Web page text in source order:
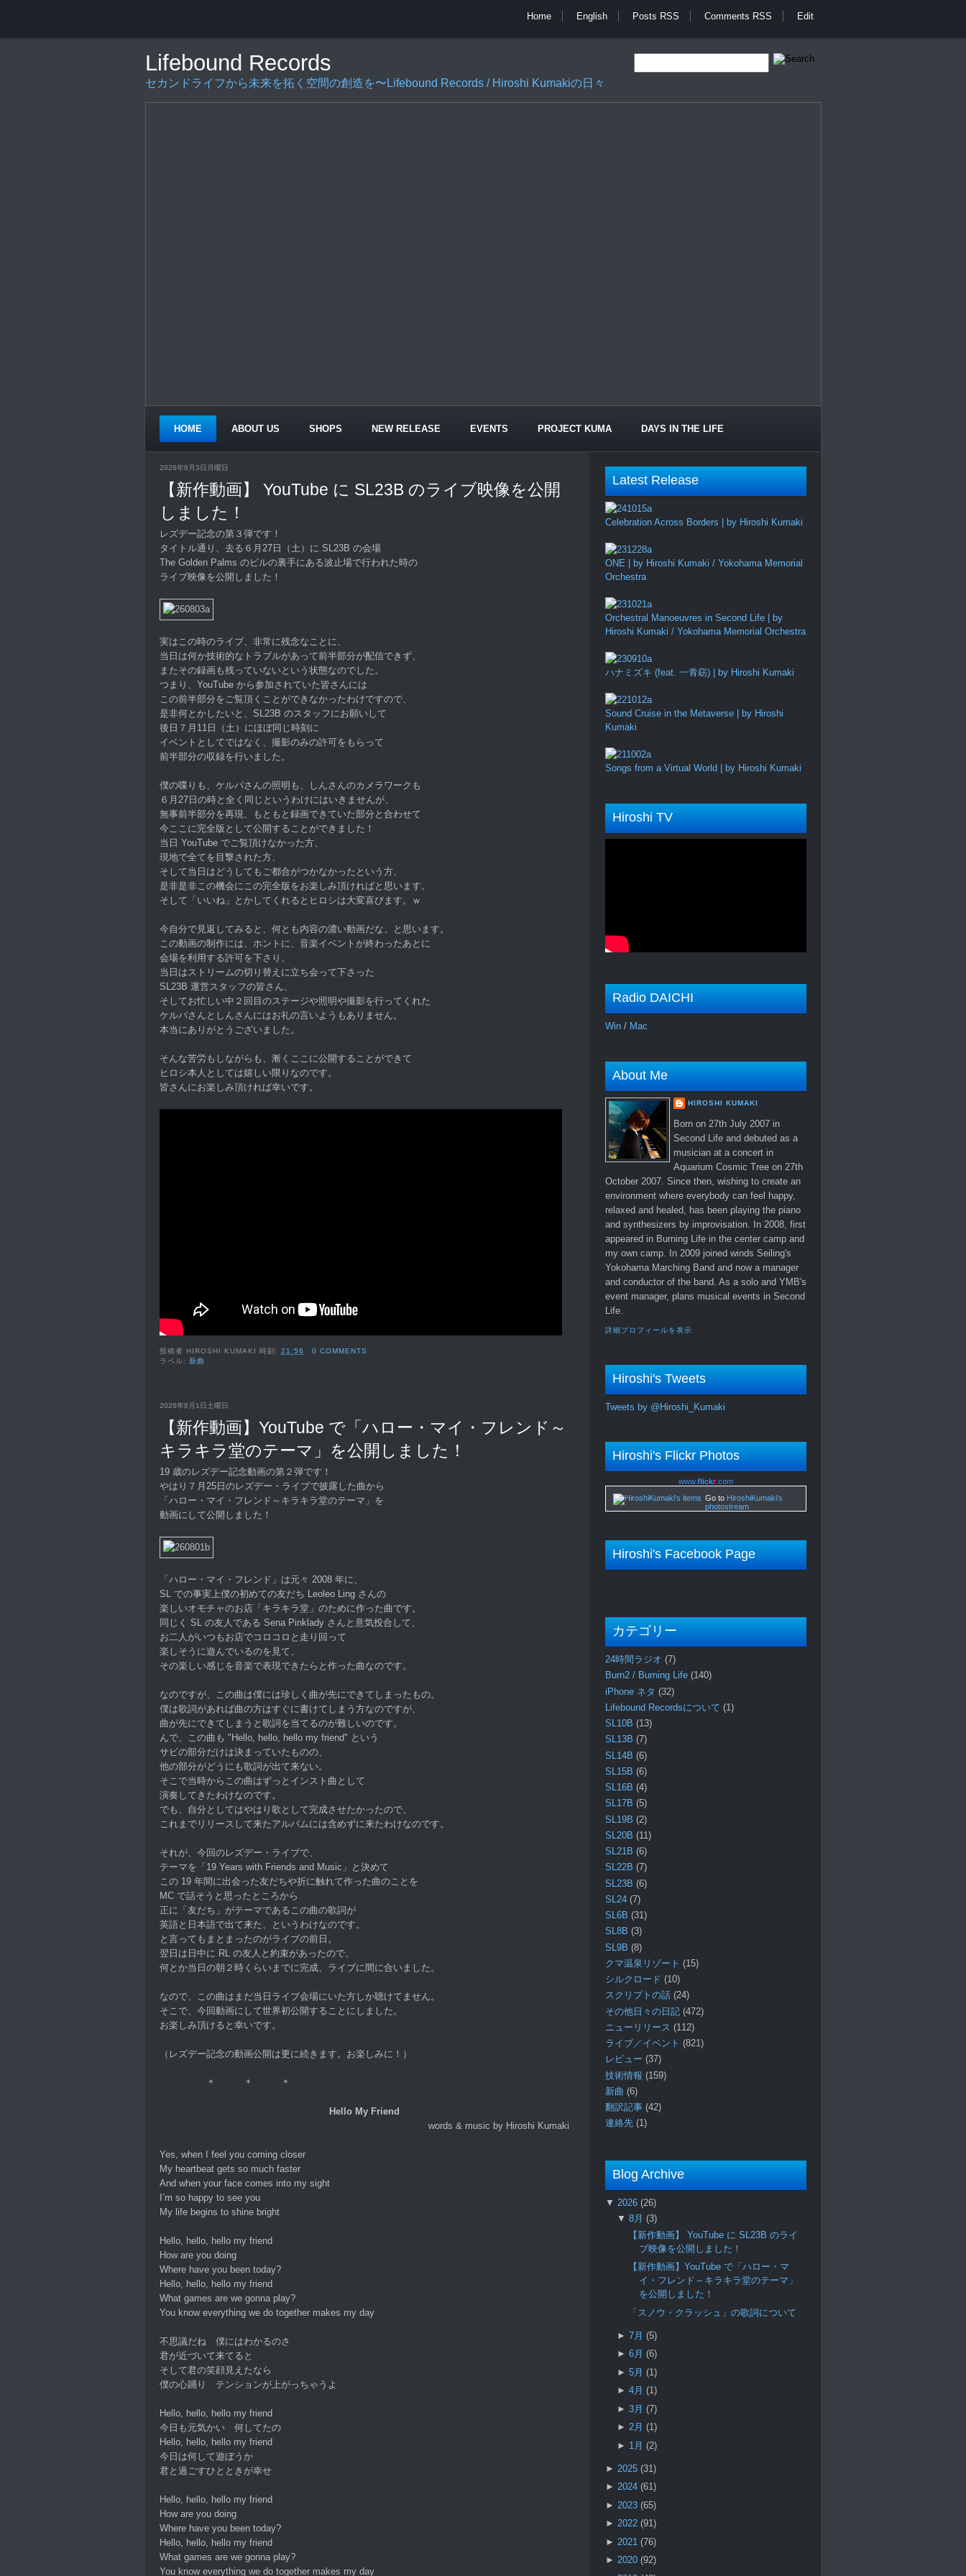
Home English Posts RSS Comments RSS Edit
Lifebound Records
セカンドライフから未来を拓く空間の創造を〜Lifebound Records / Hiroshi Kumakiの日々
HOME ABOUT US SHOPS NEW RELEASE EVENTS PROJECT KUMA DAYS IN THE LIFE
2026年8月3日月曜日
【新作動画】 YouTube に SL23B のライブ映像を公開
しました！
レズデー記念の第３弾です！
タイトル通り、去る６月27日（土）に SL23B の会場
The Golden Palms のビルの裏手にある波止場で行われた時の
ライブ映像を公開しました！
実はこの時のライブ、非常に残念なことに、
当日は何か技術的なトラブルがあって前半部分が配信できず、
またその録画も残っていないという状態なのでした。
つまり、YouTube から参加されていた皆さんには
この前半部分をご覧頂くことができなかったわけですので、
是非何とかしたいと、SL23B のスタッフにお願いして
後日７月11日（土）にほぼ同じ時刻に
イベントとしてではなく、撮影のみの許可をもらって
前半部分の収録を行いました。
僕の喋りも、ケルパさんの照明も、しんさんのカメラワークも
６月27日の時と全く同じというわけにはいきませんが、
無事前半部分を再現、もともと録画できていた部分と合わせて
今ここに完全版として公開することができました！
当日 YouTube でご覧頂けなかった方、
現地で全てを目撃された方、
そして当日はどうしてもご都合がつかなかったという方、
是非是非この機会にこの完全版をお楽しみ頂ければと思います。
そして「いいね」とかしてくれるとヒロシは大変喜びます。ｗ
今自分で見返してみると、何とも内容の濃い動画だな、と思います。
この動画の制作には、ホントに、音楽イベントが終わったあとに
会場を利用する許可を下さり、
当日はストリームの切り替えに立ち会って下さった
SL23B 運営スタッフの皆さん、
そしてお忙しい中２回目のステージや照明や撮影を行ってくれた
ケルパさんとしんさんにはお礼の言いようもありません。
本当にありがとうございました。
そんな苦労もしながらも、漸くここに公開することができて
ヒロシ本人としては嬉しい限りなのです。
皆さんにお楽しみ頂ければ幸いです。
投稿者 HIROSHI KUMAKI 時刻:21:56
0 COMMENTS
ラベル:新曲
2026年8月1日土曜日
【新作動画】YouTube で「ハロー・マイ・フレンド～
キラキラ堂のテーマ」を公開しました！
19 歳のレズデー記念動画の第２弾です！
やはり７月25日のレズデー・ライブで披露した曲から
「ハロー・マイ・フレンド～キラキラ堂のテーマ」を
動画にして公開しました！
「ハロー・マイ・フレンド」は元々 2008 年に、
SL での事実上僕の初めての友だち Leoleo Ling さんの
楽しいオモチャのお店「キラキラ堂」のために作った曲です。
同じく SL の友人である Sena Pinklady さんと意気投合して、
お二人がいつもお店でコロコロと走り回って
楽しそうに遊んでいるのを見て、
その楽しい感じを音楽で表現できたらと作った曲なのです。
なのですが、この曲は僕には珍しく曲が先にできてしまったもの。
僕は歌詞があれば曲の方はすぐに書けてしまう方なのですが、
曲が先にできてしまうと歌詞を当てるのが難しいのです。
んで、この曲も "Hello, hello, hello my friend" という
サビの部分だけは決まっていたものの、
他の部分がどうにも歌詞が出て来ない。
そこで当時からこの曲はずっとインスト曲として
演奏してきたわけなのです。
でも、自分としてはやはり歌として完成させたかったので、
これまでリリースして来たアルバムには含めずに来たわけなのです。
それが、今回のレズデー・ライブで、
テーマを「19 Years with Friends and Music」と決めて
この 19 年間に出会った友だちや折に触れて作った曲のことを
MC で話そうと思ったところから
正に「友だち」がテーマであるこの曲の歌詞が
英語と日本語で出て来た、というわけなのです。
と言ってもまとまったのがライブの前日。
翌日は日中に RL の友人と約束があったので、
何とか当日の朝２時くらいまでに完成、ライブに間に合いました。
なので、この曲はまだ当日ライブ会場にいた方しか聴けてません。
そこで、今回動画にして世界初公開することにしました。
お楽しみ頂けると幸いです。
（レズデー記念の動画公開は更に続きます。お楽しみに！）
＊ ＊ ＊
Hello My Friend
words & music by Hiroshi Kumaki
Yes, when I feel you coming closer
My heartbeat gets so much faster
And when your face comes into my sight
I’m so happy to see you
My life begins to shine bright
Hello, hello, hello my friend
How are you doing
Where have you been today?
Hello, hello, hello my friend
What games are we gonna play?
You know everything we do together makes my day
不思議だね 僕にはわかるのさ
君が近づいて来てると
そして君の笑顔見えたなら
僕の心踊り テンションが上がっちゃうよ
Hello, hello, hello my friend
今日も元気かい 何してたの
Hello, hello, hello my friend
今日は何して遊ぼうか
君と過ごすひとときが幸せ
Hello, hello, hello my friend
How are you doing
Where have you been today?
Hello, hello, hello my friend
What games are we gonna play?
You know everything we do together makes my day
Latest Release
Celebration Across Borders | by Hiroshi Kumaki
ONE | by Hiroshi Kumaki / Yokohama Memorial
Orchestra
Orchestral Manoeuvres in Second Life | by
Hiroshi Kumaki / Yokohama Memorial Orchestra
ハナミズキ (feat. 一青窈) | by Hiroshi Kumaki
Sound Cruise in the Metaverse | by Hiroshi
Kumaki
Songs from a Virtual World | by Hiroshi Kumaki
Hiroshi TV
Radio DAICHI
Win / Mac
About Me
HIROSHI KUMAKI
Born on 27th July 2007 in
Second Life and debuted as a
musician at a concert in
Aquarium Cosmic Tree on 27th
October 2007. Since then, wishing to create an
environment where everybody can feel happy,
relaxed and healed, has been playing the piano
and synthesizers by improvisation. In 2008, first
appeared in Burning Life in the center camp and
my own camp. In 2009 joined winds Seiling's
Yokohama Marching Band and now a manager
and conductor of the band. As a solo and YMB's
event manager, plans musical events in Second
Life.
詳細プロフィールを表示
Hiroshi's Tweets
Tweets by @Hiroshi_Kumaki
Hiroshi's Flickr Photos
www.flickr .com
Go to HiroshiKumaki's
photostream
Hiroshi's Facebook Page
カテゴリー
24時間ラジオ (7)
Burn2 / Burning Life (140)
iPhone ネタ (32)
Lifebound Recordsについて (1)
SL10B (13)
SL13B (7)
SL14B (6)
SL15B (6)
SL16B (4)
SL17B (5)
SL19B (2)
SL20B (11)
SL21B (6)
SL22B (7)
SL23B (6)
SL24 (7)
SL6B (31)
SL8B (3)
SL9B (8)
クマ温泉リゾート (15)
シルクロード (10)
スクリプトの話 (24)
その他日々の日記 (472)
ニューリリース (112)
ライブ／イベント (821)
レビュー (37)
技術情報 (159)
新曲 (6)
翻訳記事 (42)
連絡先 (1)
Blog Archive
▼ 2026 (26)
▼ 8月 (3)
【新作動画】 YouTube に SL23B のライ
ブ映像を公開しました！
【新作動画】YouTube で「ハロー・マ
イ・フレンド～キラキラ堂のテーマ」
を公開しました！
「スノウ・クラッシュ」の歌詞について
► 7月 (5)
► 6月 (6)
► 5月 (1)
► 4月 (1)
► 3月 (7)
► 2月 (1)
► 1月 (2)
► 2025 (31)
► 2024 (61)
► 2023 (65)
► 2022 (91)
► 2021 (76)
► 2020 (92)